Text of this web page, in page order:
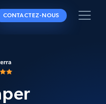
CONTACTEZ-NOUS